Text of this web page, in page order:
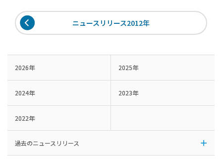
ニュースリリース2012年
2026年 2025年
2024年 2023年
2022年
過去のニュースリリース